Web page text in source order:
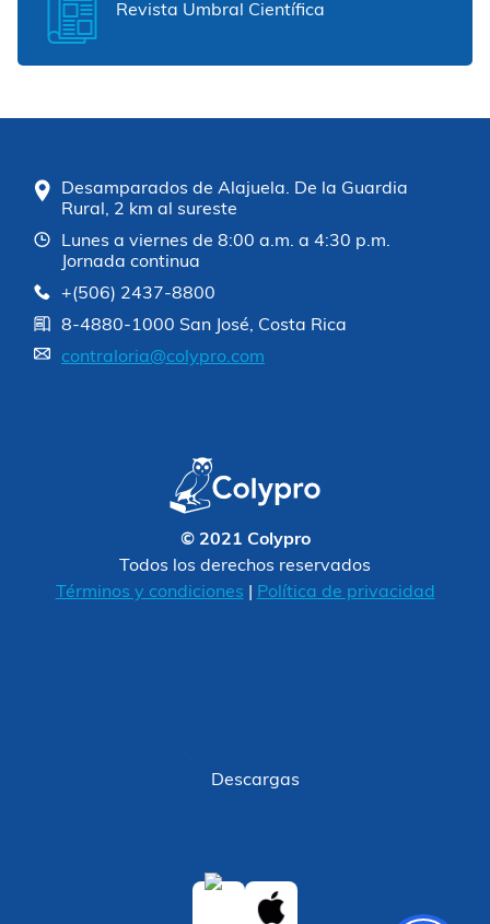
Revista Umbral Científica
Desamparados de Alajuela. De la Guardia
Rural, 2 km al sureste
Lunes a viernes de 8:00 a.m. a 4:30 p.m.
Jornada continua
+(506) 2437-8800
8-4880-1000 San José, Costa Rica
contraloria@colypro.com
© 2021 Colypro
Todos los derechos reservados
Términos y condiciones
Política de privacidad
Descargas